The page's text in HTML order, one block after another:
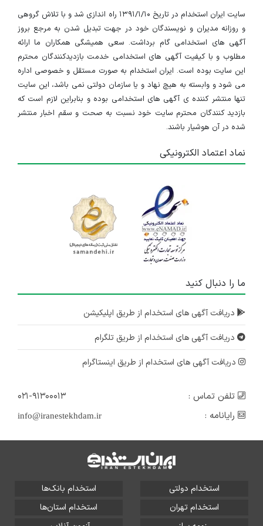
سایت ایران استخدام در تاریخ ۱۳۹۱/۱/۱۰ راه اندازی شد و با تلاش گروهی
و روزانه مدیران و نویسندگان خود در جهت تبدیل شدن به مرجع بروز
آگهی های استخدامی گام برداشت. سعی همیشگی همکاران ما ارائه
مطلوب و با کیفیت آگهی های استخدامی خدمت بازدیدکنندگان محترم
این سایت بوده است. ایران استخدام به صورت مستقل و خصوصی اداره
می شود و وابسته به هیچ نهاد و یا سازمان دولتی نمی باشد، این سایت
تنها منتشر کننده ی آگهی های استخدامی بوده و بنابراین لازم است که
بازدید کنندگان محترم سایت خود نسبت به صحت و سقم اخبار منتشر
شده در آن هوشیار باشند.
نماد اعتماد الکترونیکی
ما را دنبال کنید
دریافت آگهی های استخدام از طریق اپلیکیشن
دریافت آگهی های استخدام از طریق تلگرام
دریافت آگهی های استخدام از طریق اینستاگرام
تلفن تماس :
۰۲۱-۹۱۳۰۰۰۱۳
رایانامه :
info@iranestekhdam.ir
استخدام دولتی
استخدام بانک‌ها
استخدام تهران
استخدام استان‌ها